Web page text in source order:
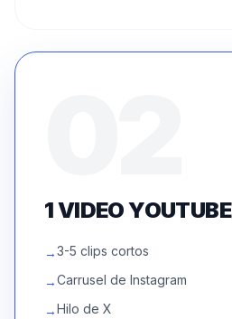
1 VIDEO YOUTUBE
→3-5 clips cortos
→Carrusel de Instagram
→Hilo de X